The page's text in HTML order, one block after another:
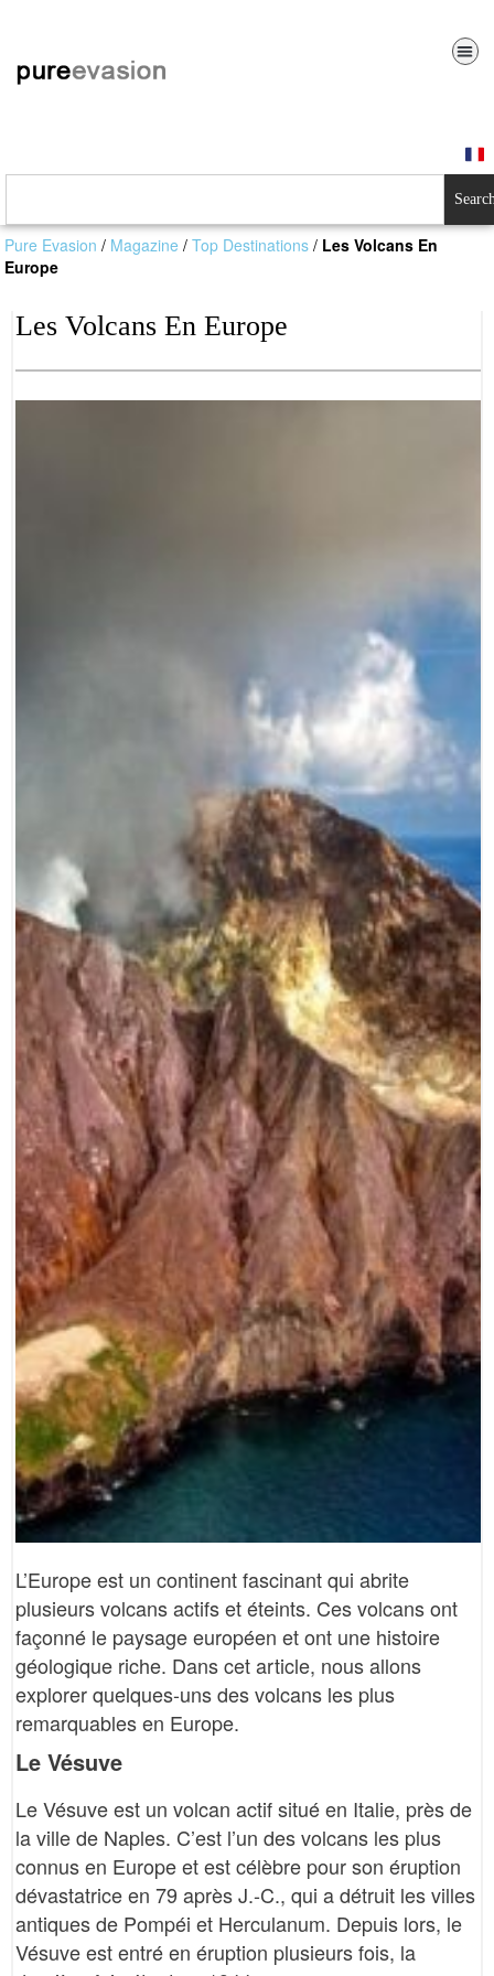
Pure Evasion / Magazine /Top Destinations / Les Volcans En
Europe
Les Volcans En Europe
L’Europe est un continent fascinant qui abrite
plusieurs volcans actifs et éteints. Ces volcans ont
façonné le paysage européen et ont une histoire
géologique riche. Dans cet article, nous allons
explorer quelques-uns des volcans les plus
remarquables en Europe.
Le Vésuve
Le Vésuve est un volcan actif situé en Italie, près de
la ville de Naples. C’est l’un des volcans les plus
connus en Europe et est célèbre pour son éruption
dévastatrice en 79 après J.-C., qui a détruit les villes
antiques de Pompéi et Herculanum. Depuis lors, le
Vésuve est entré en éruption plusieurs fois, la